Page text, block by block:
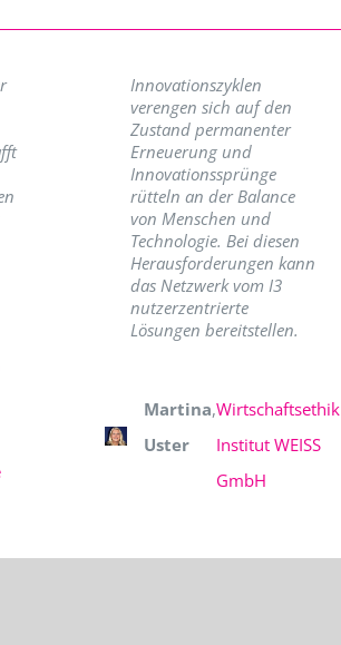
Innovationszyklen
verengen sich auf den
Zustand permanenter
Erneuerung und
Innovationssprünge
rütteln an der Balance
von Menschen und
Technologie. Bei diesen
Herausforderungen kann
das Netzwerk vom I3
nutzerzentrierte
Lösungen bereitstellen.
Martina
Uster
,Wirtschaftsethik
Institut WEISS
GmbH